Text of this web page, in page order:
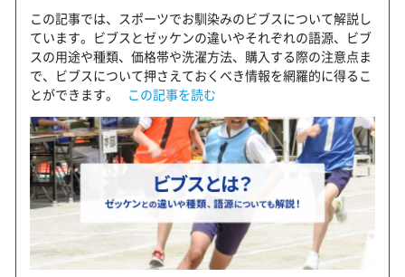
この記事では、スポーツでお馴染みのビブスについて解説し
ています。ビブスとゼッケンの違いやそれぞれの語源、ビブ
スの用途や種類、価格帯や洗濯方法、購入する際の注意点ま
で、ビブスについて押さえておくべき情報を網羅的に得るこ
とができます。
この記事を読む